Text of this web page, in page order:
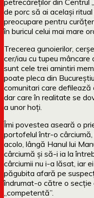
de porc să ai acelaşi
preocupare pentru
în buricul celui mai mare
Trecerea gunoierilor,
cer/iau cu tupeu
sunt cele trei amintiri
poate pleca din
comunitari care defilează
dar care în realitate se
a unor hoți.
Îmi povestea aseară o
portofelul într-o
acolo, lângă Hanul lui
cârciumă și să-i ia la
cârciumii nu i-a lăsat, iar
păgubita afară pe
îndrumat-o către o secție
„competentă”.